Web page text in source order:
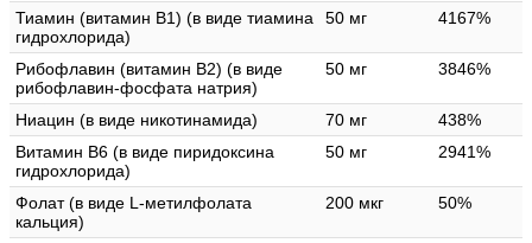
Тиамин (витамин B1) (в виде тиамина
гидрохлорида)
50 мг 4167%
Рибофлавин (витамин B2) (в виде
рибофлавин-фосфата натрия)
50 мг 3846%
Ниацин (в виде никотинамида) 70 мг
438%
Витамин B6 (в виде пиридоксина
гидрохлорида)
50 мг 2941%
Фолат (в виде L-метилфолата
кальция)
200 мкг 50%